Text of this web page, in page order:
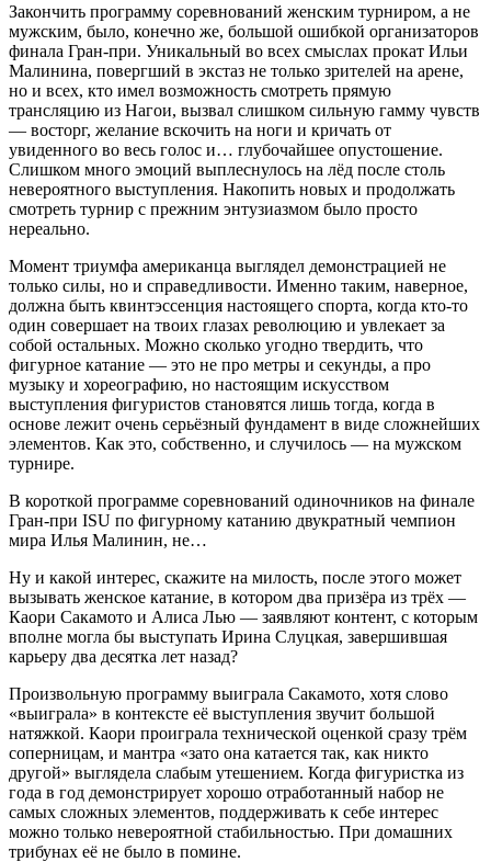
Закончить программу соревнований женским турниром, а не
мужским, было, конечно же, большой ошибкой организаторов
финала Гран-при. Уникальный во всех смыслах прокат Ильи
Малинина, повергший в экстаз не только зрителей на арене,
но и всех, кто имел возможность смотреть прямую
трансляцию из Нагои, вызвал слишком сильную гамму чувств
— восторг, желание вскочить на ноги и кричать от
увиденного во весь голос и… глубочайшее опустошение.
Слишком много эмоций выплеснулось на лёд после столь
невероятного выступления. Накопить новых и продолжать
смотреть турнир с прежним энтузиазмом было просто
нереально.
Момент триумфа американца выглядел демонстрацией не
только силы, но и справедливости. Именно таким, наверное,
должна быть квинтэссенция настоящего спорта, когда кто-то
один совершает на твоих глазах революцию и увлекает за
собой остальных. Можно сколько угодно твердить, что
фигурное катание — это не про метры и секунды, а про
музыку и хореографию, но настоящим искусством
выступления фигуристов становятся лишь тогда, когда в
основе лежит очень серьёзный фундамент в виде сложнейших
элементов. Как это, собственно, и случилось — на мужском
турнире.
В короткой программе соревнований одиночников на финале
Гран-при ISU по фигурному катанию двукратный чемпион
мира Илья Малинин, не…
Ну и какой интерес, скажите на милость, после этого может
вызывать женское катание, в котором два призёра из трёх —
Каори Сакамото и Алиса Лью — заявляют контент, с которым
вполне могла бы выступать Ирина Слуцкая, завершившая
карьеру два десятка лет назад?
Произвольную программу выиграла Сакамото, хотя слово
«выиграла» в контексте её выступления звучит большой
натяжкой. Каори проиграла технической оценкой сразу трём
соперницам, и мантра «зато она катается так, как никто
другой» выглядела слабым утешением. Когда фигуристка из
года в год демонстрирует хорошо отработанный набор не
самых сложных элементов, поддерживать к себе интерес
можно только невероятной стабильностью. При домашних
трибунах её не было в помине.